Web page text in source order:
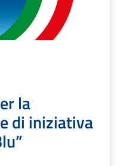
la
di iniziativa